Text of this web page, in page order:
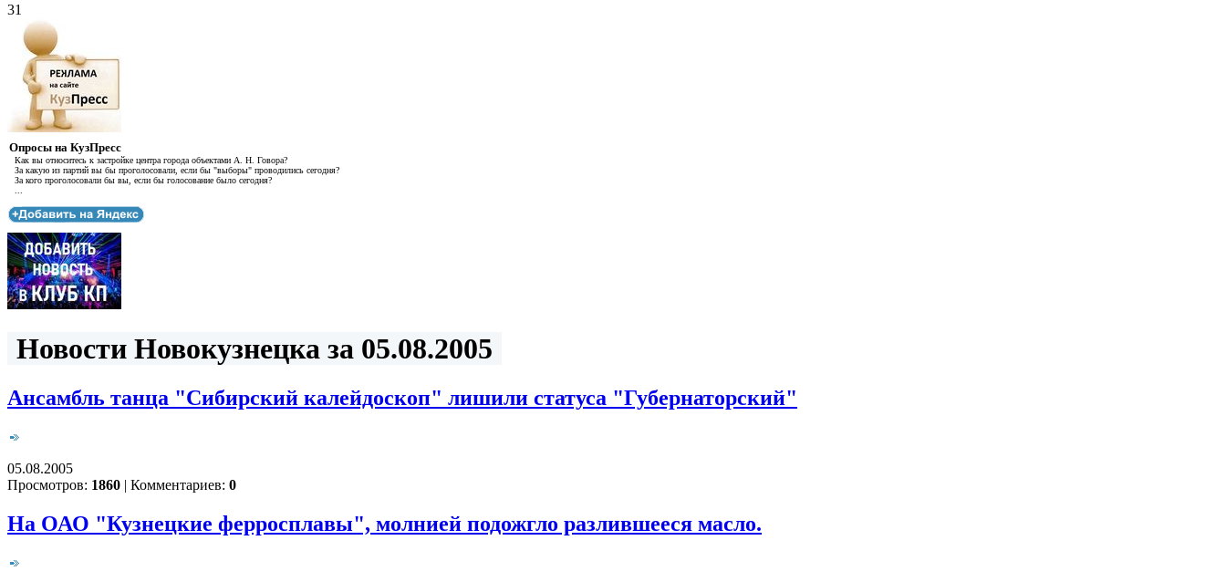
31
Опросы на КузПресс
Как вы относитесь к застройке центра города объектами А. Н. Говора?
За какую из партий вы бы проголосовали, если бы "выборы" проводились сегодня?
За кого проголосовали бы вы, если бы голосование было сегодня?
Новости Новокузнецка за 05.08.2005
Ансамбль танца "Сибирский калейдоскоп" лишили статуса "Губернаторский"
05.08.2005
Просмотров: 1860 | Комментариев: 0
На ОАО "Кузнецкие ферросплавы", молнией подожгло разлившееся масло.